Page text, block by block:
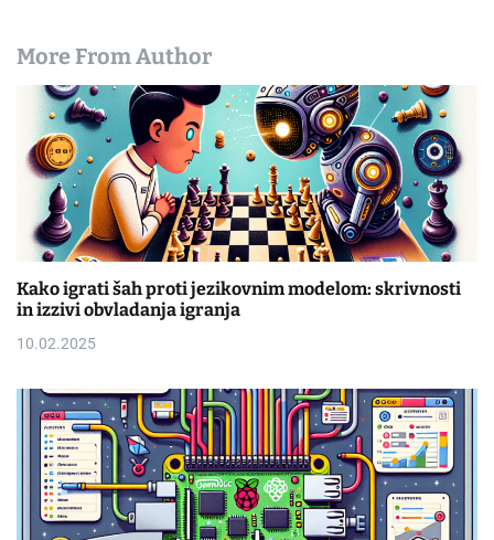
More From Author
Kako igrati šah proti jezikovnim modelom: skrivnosti
in izzivi obvladanja igranja
10.02.2025